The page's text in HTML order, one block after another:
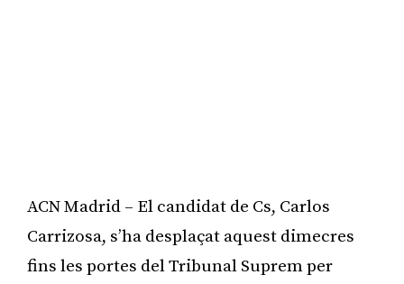
ACN Madrid – El candidat de Cs, Carlos
Carrizosa, s’ha desplaçat aquest dimecres
fins les portes del Tribunal Suprem per